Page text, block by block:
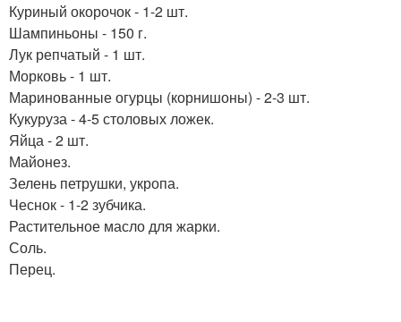
Куриный окорочок - 1-2 шт.
Шампиньоны - 150 г.
Лук репчатый - 1 шт.
Морковь - 1 шт.
Маринованные огурцы (корнишоны) - 2-3 шт.
Кукуруза - 4-5 столовых ложек.
Яйца - 2 шт.
Майонез.
Зелень петрушки, укропа.
Чеснок - 1-2 зубчика.
Растительное масло для жарки.
Соль.
Перец.